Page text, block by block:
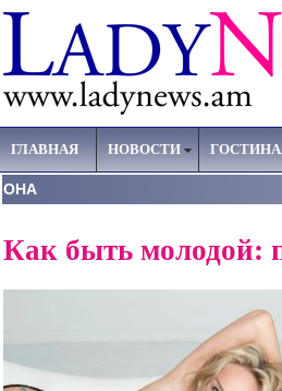
ГЛАВНАЯ НОВОСТИ
ОНА
Как быть